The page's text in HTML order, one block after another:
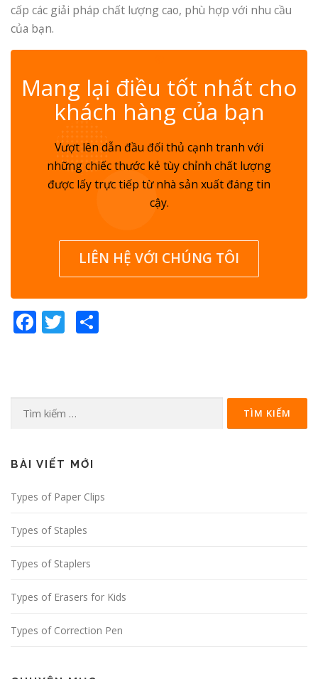
cấp các giải pháp chất lượng cao, phù hợp với nhu cầu
của bạn.
Mang lại điều tốt nhất cho
khách hàng của bạn
Vượt lên dẫn đầu đối thủ cạnh tranh với
những chiếc thước kẻ tùy chỉnh chất lượng
được lấy trực tiếp từ nhà sản xuất đáng tin
cậy.
LIÊN HỆ VỚI CHÚNG TÔI
Facebook
Twitter
Tìm
BÀI VIẾT MỚI
Types of Paper Clips
Types of Staples
Types of Staplers
Types of Erasers for Kids
Types of Correction Pen